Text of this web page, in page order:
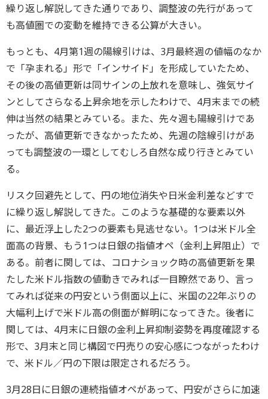
繰り返し解説してきた通りであり、調整波の先行があって
も高値圏での変動を維持できる公算が大きい。
もっとも、4月第1週の陽線引けは、3月最終週の値幅のなか
で「孕まれる」形で「インサイド」を形成していたため、
その後の高値更新は同サインの上放れを意味し、強気サイ
ンとしてさらなる上昇余地を示したわけで、4月末までの続
伸は当然の結果とみている。また、先々週も陽線引けであ
ったが、高値更新できなかったため、先週の陰線引けがあ
っても調整波の一環としてむしろ自然な成り行きとみてい
る。
リスク回避先として、円の地位消失や日米金利差などすで
に繰り返し解説してきた。このような基礎的な要素以外
に、最近浮上した2つの要素も見逃せない。1つは米ドル全
面高の背景、もう1つは日銀の指値オペ（金利上昇阻止）で
ある。前者に関しては、コロナショック時の高値更新を果
たした米ドル指数の値動きでみれば一目瞭然であり、言っ
てみれば従来の円安という側面以上に、米国の22年ぶりの
大幅利上げで米ドル高の側面が鮮明になってきた。後者に
関しては、4月末に日銀の金利上昇抑制姿勢を再度確認する
形で、3月末と同じ構図で円売りの安心感につながったわけ
で、米ドル／円の下限は限定されるだろう。
3月28日に日銀の連続指値オペがあって、円安がさらに加速